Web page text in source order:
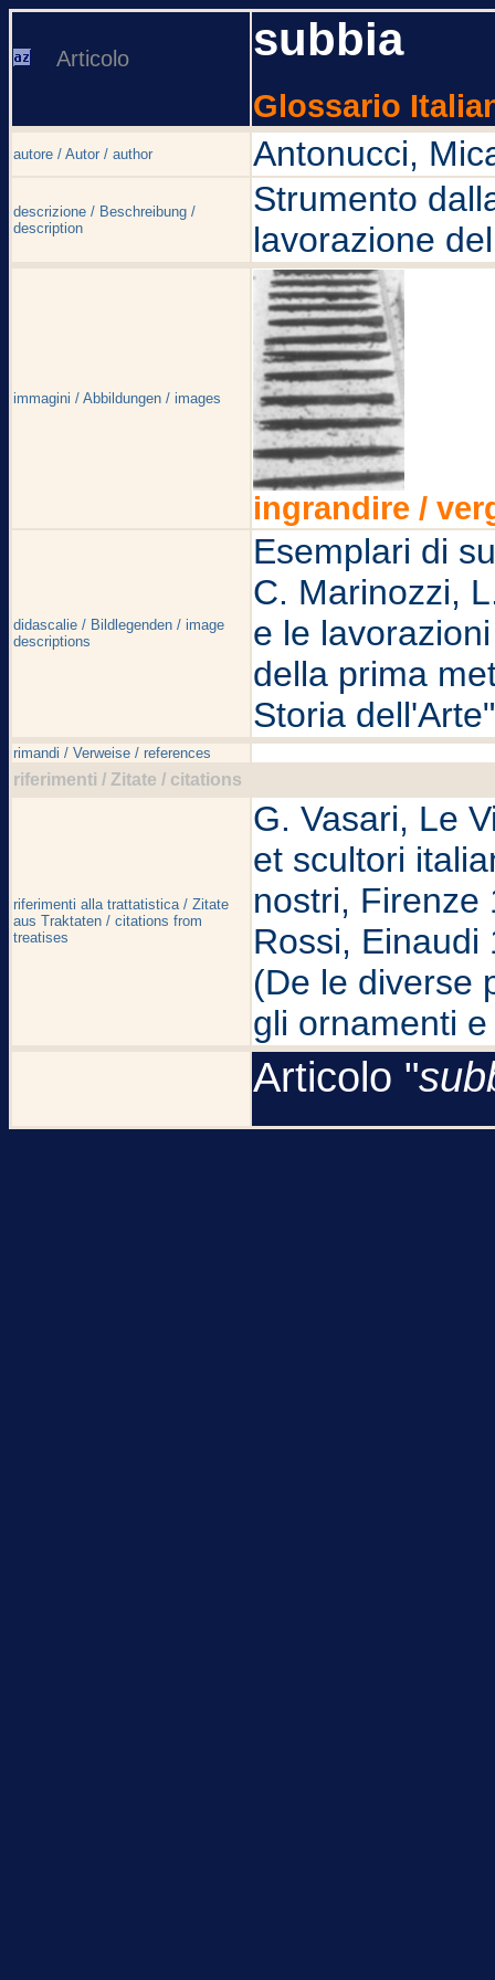
Articolo subbia
Glossario
autore / Autor / author Antonucci,
descrizione / Beschreibung /
description
Strumento
lavorazione
immagini / Abbildungen / images
ingrandire /
didascalie / Bildlegenden / image
descriptions
Esemplari di
C. Marinozzi,
e le
della prima
Storia
rimandi / Verweise / references
riferimenti / Zitate / citations
riferimenti alla trattatistica / Zitate
aus Traktaten / citations from
treatises
G. Vasari, Le
et scultori
nostri, Firenze
Rossi, Einaudi
(De le diverse
gli ornamenti
Articolo "